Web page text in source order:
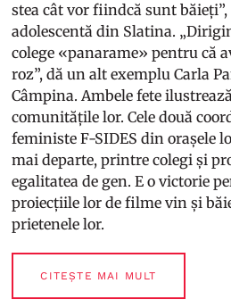
stea cât vor fiindcă sunt
adolescentă din Slatina.
colege «panarame» pentru că
roz”, dă un alt exemplu Carla
Câmpina. Ambele fete
comunitățile lor. Cele două
feministe F-SIDES din orașele
mai departe, printre colegi și
egalitatea de gen. E o victorie
proiecțiile lor de filme vin și
prietenele lor.
CITEȘTE MAI MULT